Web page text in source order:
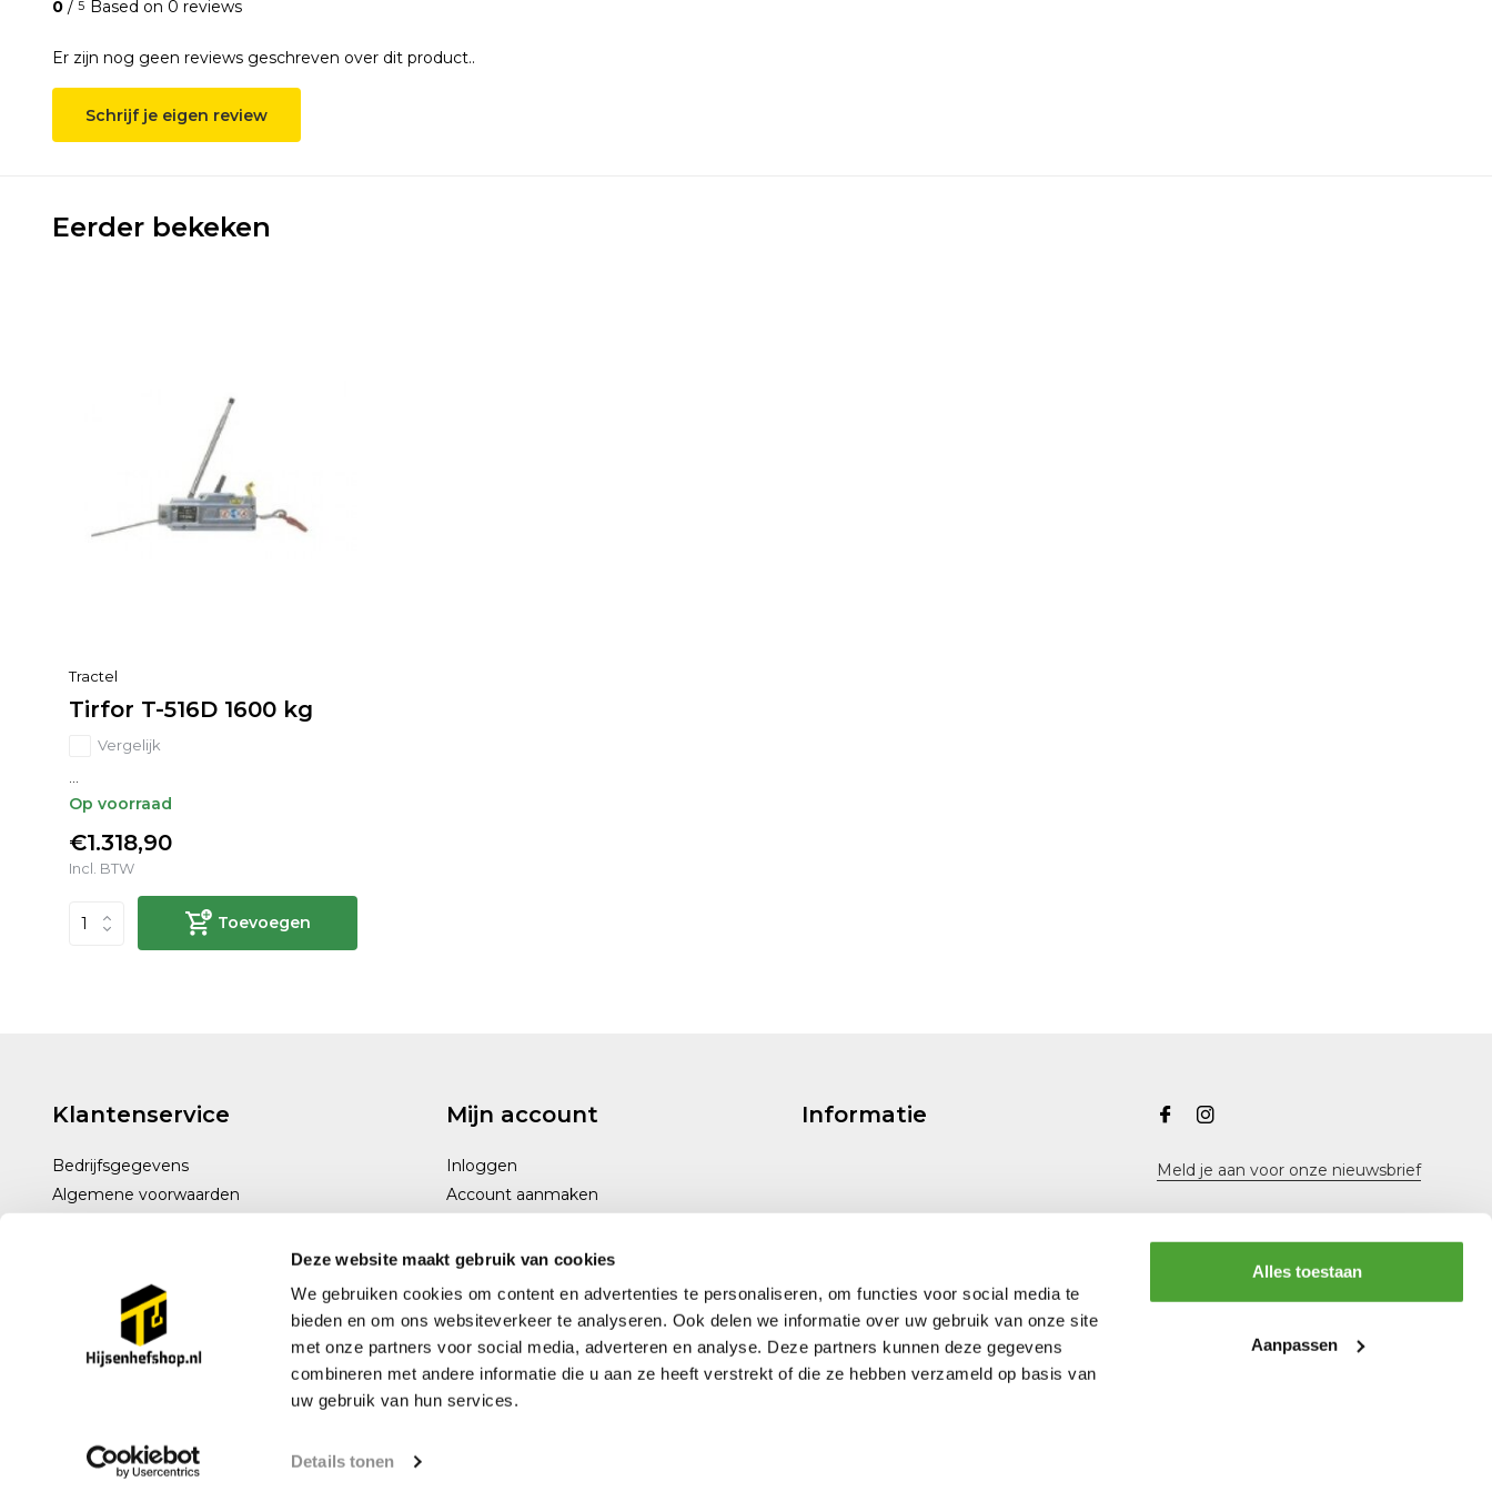
Deze website maakt gebruik van cookies
We gebruiken cookies om content en advertenties te personaliseren, om functies voor social media te
bieden en om ons websiteverkeer te analyseren. Ook delen we informatie over uw gebruik van onze site
met onze partners voor social media, adverteren en analyse. Deze partners kunnen deze gegevens
combineren met andere informatie die u aan ze heeft verstrekt of die ze hebben verzameld op basis van
uw gebruik van hun services.
Details tonen
Alles toestaan
Aanpassen
0 / 5 Based on 0 reviews
Er zijn nog geen reviews geschreven over dit product..
Schrijf je eigen review
Eerder bekeken
Tractel
Tirfor T-516D 1600 kg
Vergelijk
...
Op voorraad
€1.318,90
Incl. BTW
Toevoegen
Klantenservice
Bedrijfsgegevens
Algemene voorwaarden
Betaalmethoden
Verzenden & retourneren
Klantenservice
Sitemap
Mijn account
Inloggen
Account aanmaken
Informatie
Meld je aan voor onze nieuwsbrief
xPlus+